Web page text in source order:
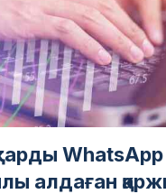
алдаған